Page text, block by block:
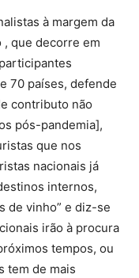
à margem da
, que decorre em
70 países, defende
contributo não
pós-pandemia],
que nos
nacionais já
internos,
de vinho” e diz-se
irão à procura
tempos, ou
tem de mais